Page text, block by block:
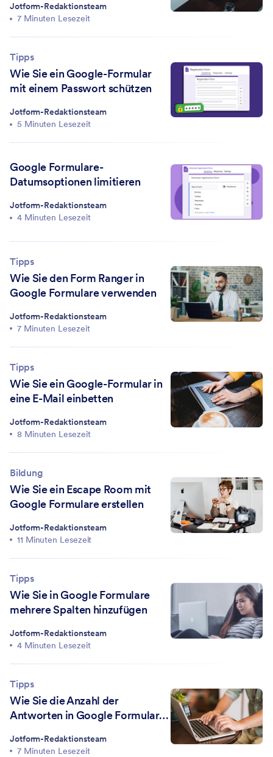
Jotform-Redaktionsteam
7 Minuten Lesezeit
Tipps
Wie Sie ein Google-Formular
mit einem Passwort schützen
Jotform-Redaktionsteam
5 Minuten Lesezeit
Google Formulare-
Datumsoptionen limitieren
Jotform-Redaktionsteam
4 Minuten Lesezeit
Tipps
Wie Sie den Form Ranger in
Google Formulare verwenden
Jotform-Redaktionsteam
7 Minuten Lesezeit
Tipps
Wie Sie ein Google-Formular in
eine E-Mail einbetten
Jotform-Redaktionsteam
8 Minuten Lesezeit
Bildung
Wie Sie ein Escape Room mit
Google Formulare erstellen
Jotform-Redaktionsteam
11 Minuten Lesezeit
Tipps
Wie Sie in Google Formulare
mehrere Spalten hinzufügen
Jotform-Redaktionsteam
4 Minuten Lesezeit
Tipps
Wie Sie die Anzahl der
Antworten in Google Formulare
Jotform-Redaktionsteam
7 Minuten Lesezeit